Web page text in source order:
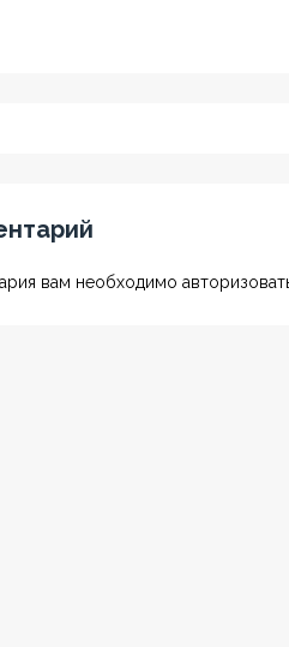
вам необходимо